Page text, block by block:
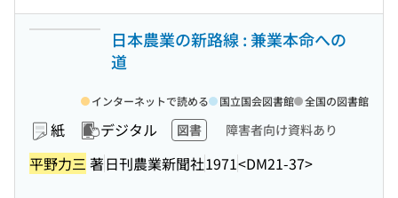
日本農業の新路線 : 兼業本命への
道
紙 デジタル 図書 障害者向け資料あり
平野力三 著日刊農業新聞社1971<DM21-37>
インターネットで読める 国立国会図書館 全国の図書館